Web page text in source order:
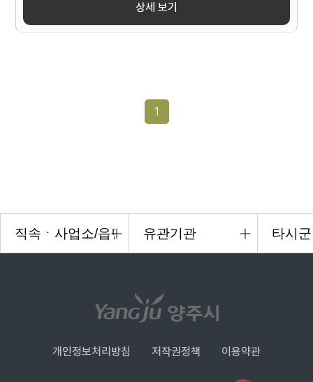
상세 보기
1
개인정보처리방침 저작권정책 이용약관